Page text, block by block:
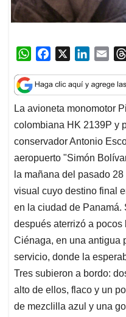
W
a
t
s
A
p
p
c
e
b
o
o
k
n
k
e
d
I
n
a
i
l
La avioneta monomotor
colombiana HK 2139P y
conservador Antonio
aeropuerto "Simón
la mañana del pasado
visual cuyo destino final
en la ciudad de Panamá.
después aterrizó a
Ciénaga, en una antigua
servicio, donde la
Tres subieron a bordo:
alto de ellos, flaco y un
de mezclilla azul y una